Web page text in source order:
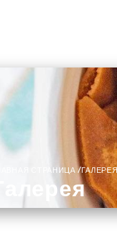
СТРАНИЦА /ГАЛЕРЕЯ
Галерея